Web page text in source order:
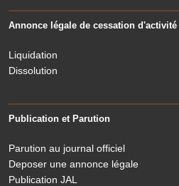
Annonce légale de cessation d'activité
Liquidation
Dissolution
Publication et Parution
Parution au journal officiel
Deposer une annonce légale
Publication JAL